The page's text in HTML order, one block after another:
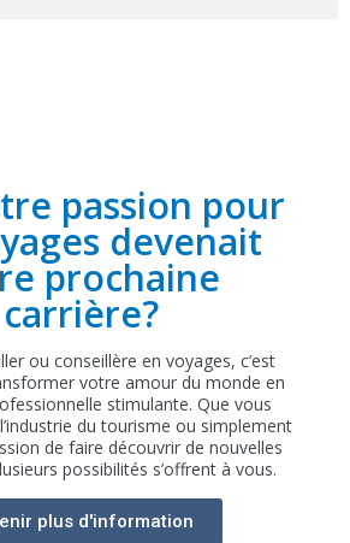
passion pour
devenait
prochaine
carrière?
ou conseillère en voyages, c’est
votre amour du monde en
stimulante. Que vous
du tourisme ou simplement
de faire découvrir de nouvelles
possibilités s’offrent à vous.
plus d'information